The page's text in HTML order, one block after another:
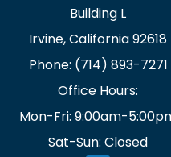
Building L
Irvine, California 92618
Phone: (714) 893-7271
Office Hours:
Mon-Fri: 9:00am-
Sat-Sun: Closed